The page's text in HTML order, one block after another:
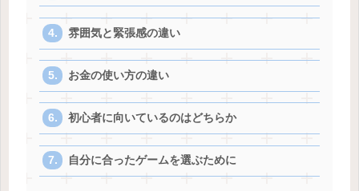
雰囲気と緊張感の違い
お金の使い方の違い
初心者に向いているのはどちらか
自分に合ったゲームを選ぶために